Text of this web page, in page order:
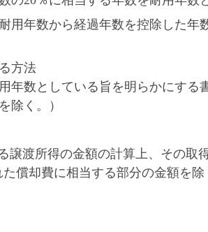
年数から経過年数を控除した年
方法
年数としている旨を明らかにす
除く。）
譲渡所得の金額の計算上、その取
償却費に相当する部分の金額を